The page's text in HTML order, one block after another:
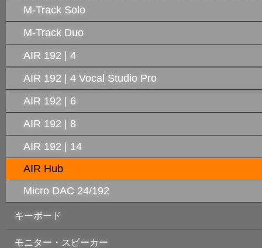
M-Track Solo
M-Track Duo
AIR 192 | 4
AIR 192 | 4 Vocal Studio Pro
AIR 192 | 6
AIR 192 | 8
AIR 192 | 14
AIR Hub
Micro DAC 24/192
キーボード
モニター・スピーカー